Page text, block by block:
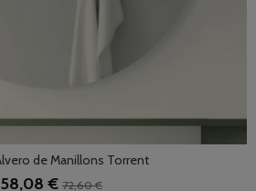
de Manillons Torrent
58,08 € 72,60 €